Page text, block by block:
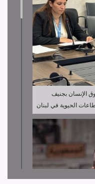
الإنسان بجنيف
الحيوية في لبنان